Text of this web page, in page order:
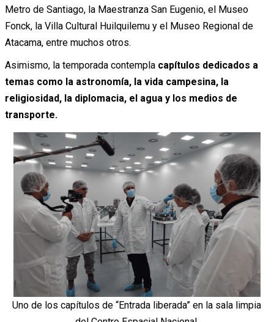
Metro de Santiago, la Maestranza San Eugenio, el Museo
Fonck, la Villa Cultural Huilquilemu y el Museo Regional de
Atacama, entre muchos otros.
Asimismo, la temporada contempla capítulos dedicados a
temas como la astronomía, la vida campesina, la
religiosidad, la diplomacia, el agua y los medios de
transporte.
Uno de los capítulos de “Entrada liberada” en la sala limpia